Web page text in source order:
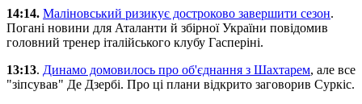
14:14. Маліновський ризикує достроково завершити сезон.
Погані новини для Аталанти й збірної України повідомив
головний тренер італійського клубу Гасперіні.
13:13. Динамо домовилось про об'єднання з Шахтарем, але все
"зіпсував" Де Дзербі. Про ці плани відкрито заговорив Суркіс.